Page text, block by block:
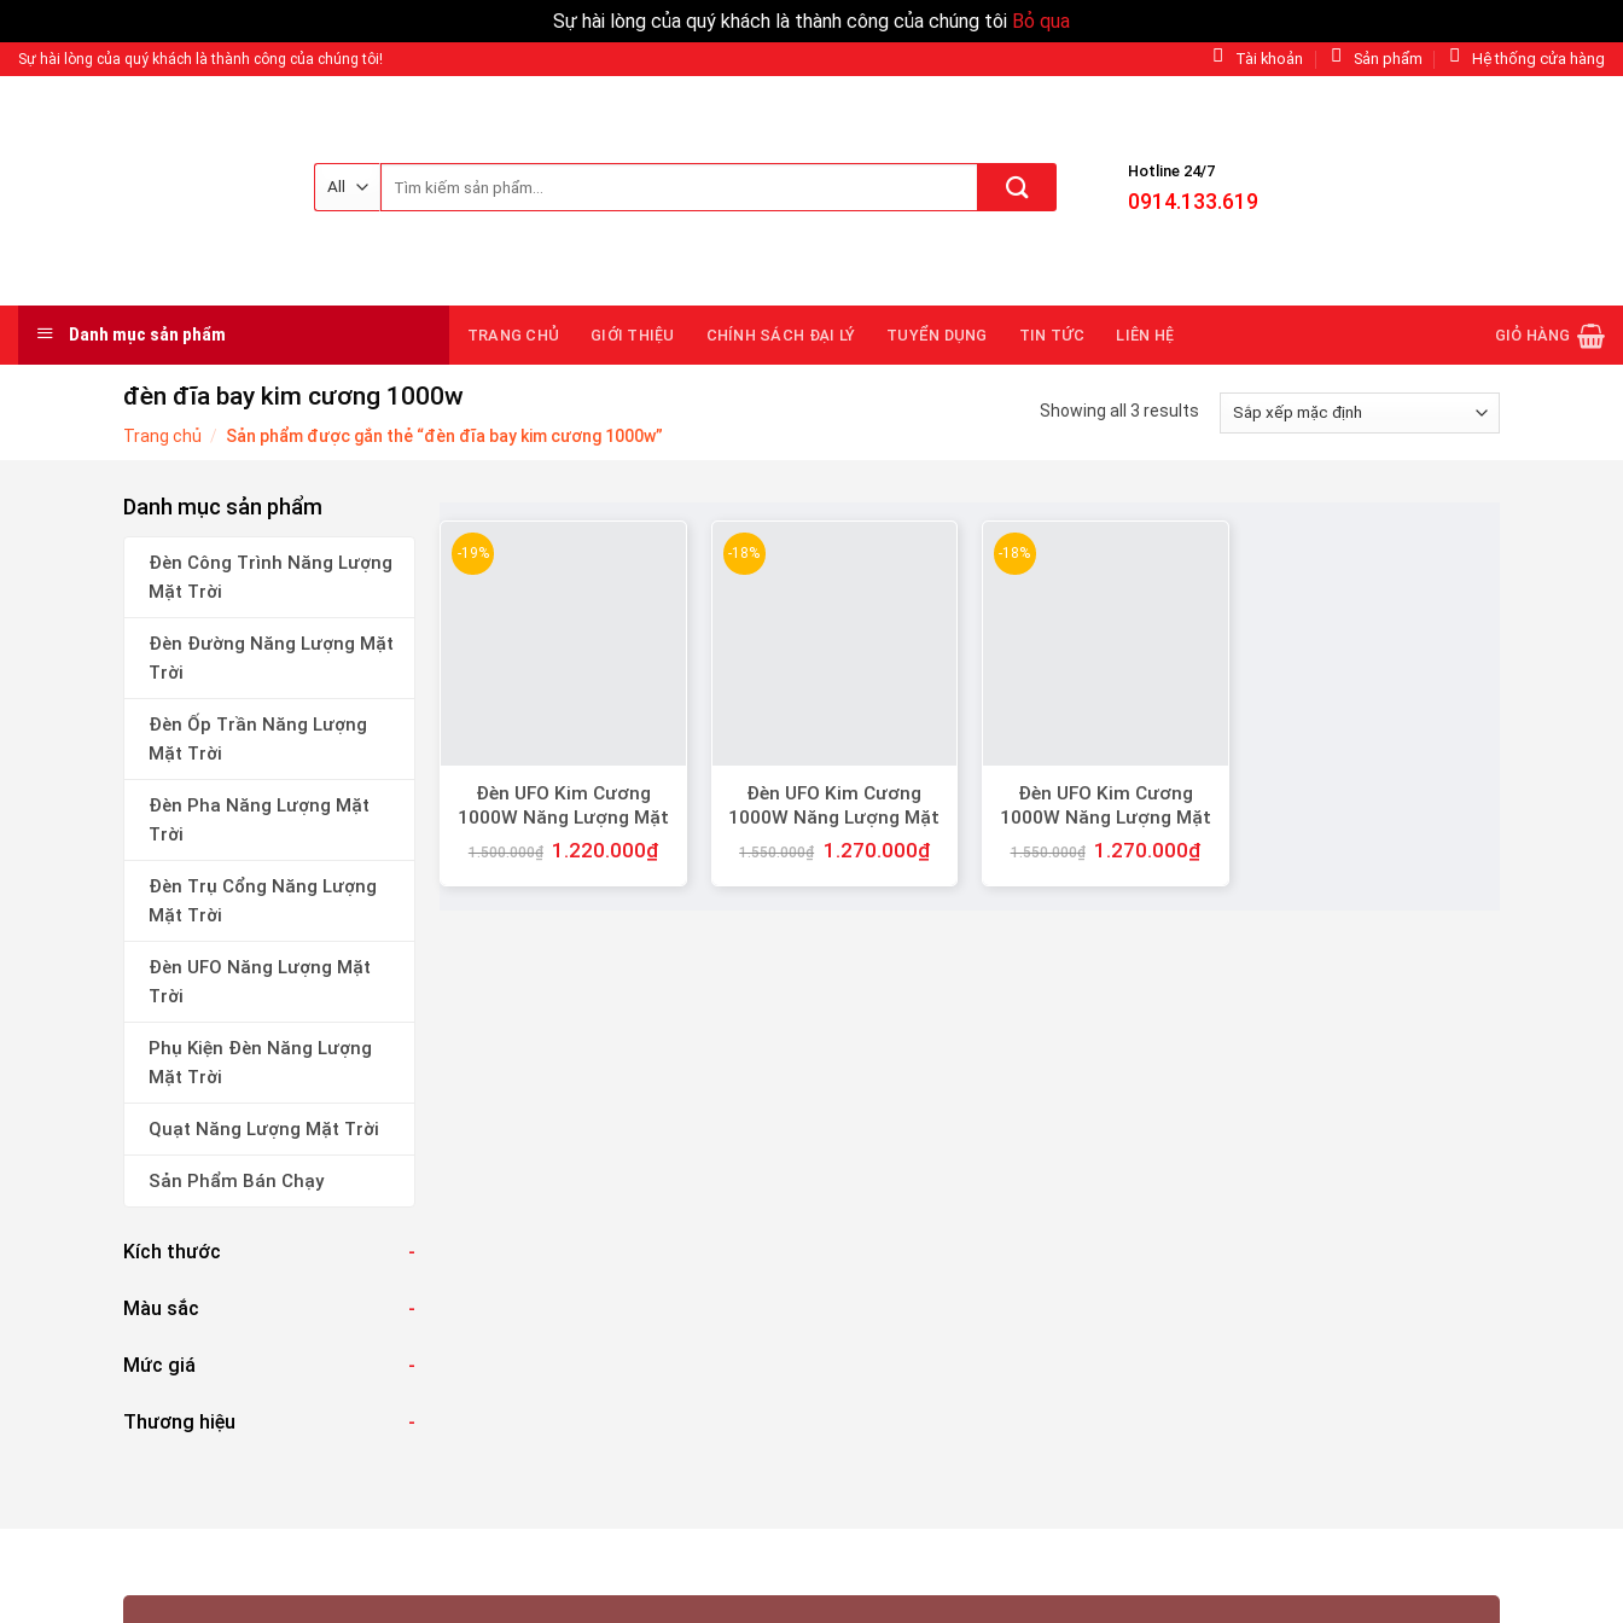
Sự hài lòng của quý khách là thành công của chúng tôi Bỏ qua
Sự hài lòng của quý khách là thành công của chúng tôi! Tài khoản Sản phẩm Hệ thống cửa hàng
Hotline 24/7
0914.133.619
Danh mục sản phẩm TRANG CHỦ GIỚI THIỆU CHÍNH SÁCH ĐẠI LÝ TUYỂN DỤNG TIN TỨC LIÊN HỆ GIỎ HÀNG
đèn đĩa bay kim cương 1000w
Trang chủ / Sản phẩm được gắn thẻ “đèn đĩa bay kim cương 1000w”
Showing all 3 results
Danh mục sản phẩm
Đèn Công Trình Năng Lượng
Mặt Trời
Đèn Đường Năng Lượng Mặt
Trời
Đèn Ốp Trần Năng Lượng
Mặt Trời
Đèn Pha Năng Lượng Mặt
Trời
Đèn Trụ Cổng Năng Lượng
Mặt Trời
Đèn UFO Năng Lượng Mặt
Trời
Phụ Kiện Đèn Năng Lượng
Mặt Trời
Quạt Năng Lượng Mặt Trời
Sản Phẩm Bán Chạy
Kích thước -
Màu sắc -
Mức giá -
Thương hiệu -
-19%
Đèn UFO Kim Cương
1000W Năng Lượng Mặt
Trời, Ánh Sáng Trắng
1.500.000₫ 1.220.000₫
-18%
Đèn UFO Kim Cương
1000W Năng Lượng Mặt
Trời, Ánh Sáng Vàng
1.550.000₫ 1.270.000₫
-18%
Đèn UFO Kim Cương
1000W Năng Lượng Mặt
Trời, 3 Màu Ánh Sáng
1.550.000₫ 1.270.000₫